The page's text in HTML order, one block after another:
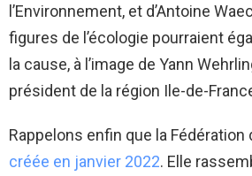
l’Environnement, et d’Antoine
figures de l’écologie pourraient
la cause, à l’image de Yann
président de la région Ile-de-
Rappelons enfin que la Fédération
créée en janvier 2022. Elle